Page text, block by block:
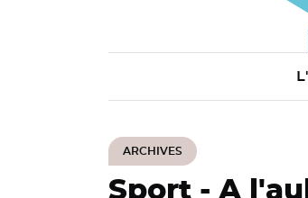
ARCHIVES
Sport - A